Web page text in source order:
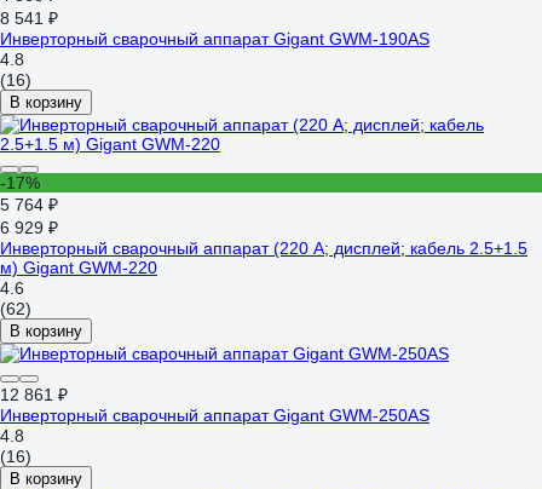
8 541 ₽
Инверторный сварочный аппарат Gigant GWM-190AS
4.8
(16)
В корзину
-17%
5 764 ₽
6 929 ₽
Инверторный сварочный аппарат (220 А; дисплей; кабель 2.5+1.5
м) Gigant GWM-220
4.6
(62)
В корзину
12 861 ₽
Инверторный сварочный аппарат Gigant GWM-250AS
4.8
(16)
В корзину